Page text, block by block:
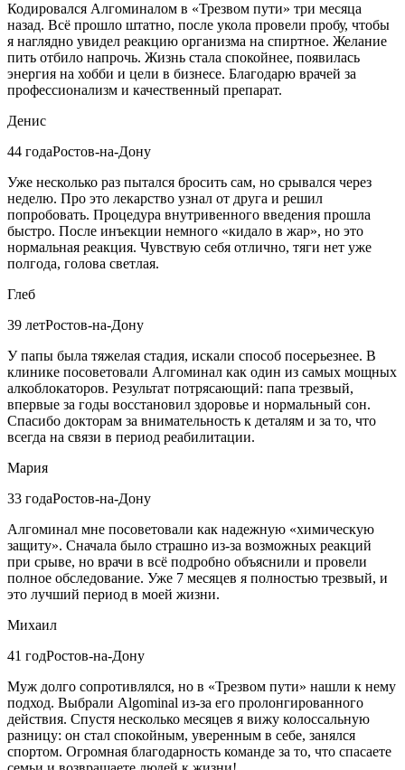
Кодировался Алгоминалом в «Трезвом пути» три месяца
назад. Всё прошло штатно, после укола провели пробу, чтобы
я наглядно увидел реакцию организма на спиртное. Желание
пить отбило напрочь. Жизнь стала спокойнее, появилась
энергия на хобби и цели в бизнесе. Благодарю врачей за
профессионализм и качественный препарат.
Денис
44 годаРостов-на-Дону
Уже несколько раз пытался бросить сам, но срывался через
неделю. Про это лекарство узнал от друга и решил
попробовать. Процедура внутривенного введения прошла
быстро. После инъекции немного «кидало в жар», но это
нормальная реакция. Чувствую себя отлично, тяги нет уже
полгода, голова светлая.
Глеб
39 летРостов-на-Дону
У папы была тяжелая стадия, искали способ посерьезнее. В
клинике посоветовали Алгоминал как один из самых мощных
алкоблокаторов. Результат потрясающий: папа трезвый,
впервые за годы восстановил здоровье и нормальный сон.
Спасибо докторам за внимательность к деталям и за то, что
всегда на связи в период реабилитации.
Мария
33 годаРостов-на-Дону
Алгоминал мне посоветовали как надежную «химическую
защиту». Сначала было страшно из-за возможных реакций
при срыве, но врачи в всё подробно объяснили и провели
полное обследование. Уже 7 месяцев я полностью трезвый, и
это лучший период в моей жизни.
Михаил
41 годРостов-на-Дону
Муж долго сопротивлялся, но в «Трезвом пути» нашли к нему
подход. Выбрали Algominal из-за его пролонгированного
действия. Спустя несколько месяцев я вижу колоссальную
разницу: он стал спокойным, уверенным в себе, занялся
спортом. Огромная благодарность команде за то, что спасаете